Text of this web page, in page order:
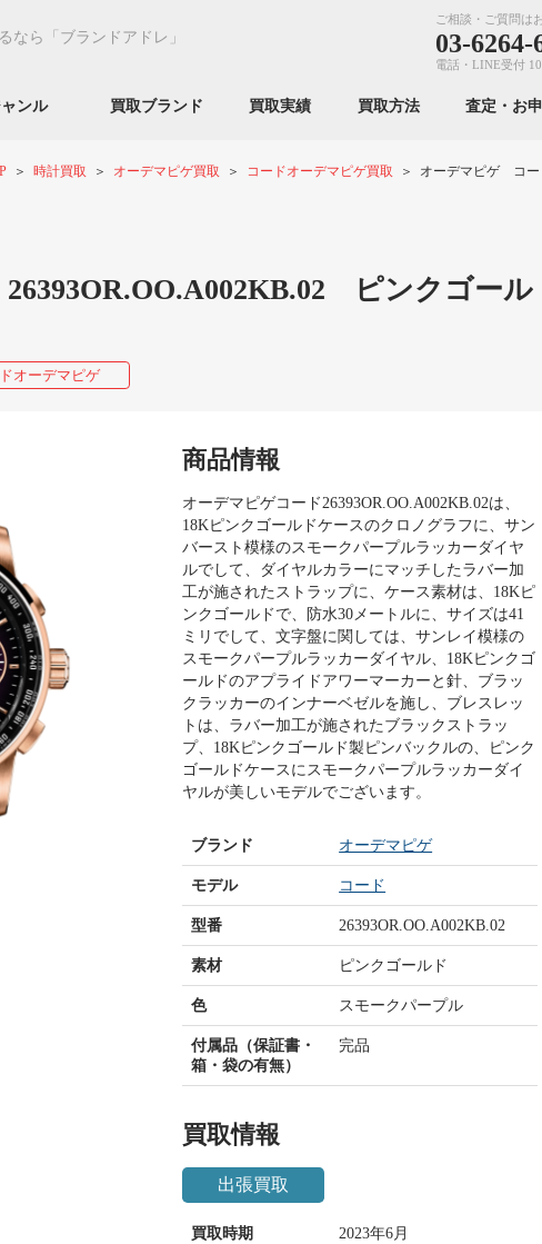
なら 「ブランドアドレ」
ご相談・ご質問は
03-6264-
電話・LINE受付
ャンル 買取ブランド 買取実績 買取方法 査定・お
時計買取 オーデマピゲ買取 コードオーデマピゲ買取 オーデマピゲ コー
ピンクゴール
オーデマピゲ
商品情報
オーデマピゲコード26393OR.OO.A002KB.02は、
18Kピンクゴールドケースのクロノグラフに、サン
バースト模様のスモークパープルラッカーダイヤ
ルでして、ダイヤルカラーにマッチしたラバー加
工が施されたストラップに、ケース素材は、18Kピ
ンクゴールドで、防水30メートルに、サイズは41
ミリでして、文字盤に関しては、サンレイ模様の
スモークパープルラッカーダイヤル、18Kピンクゴ
ールドのアプライドアワーマーカーと針、ブラッ
クラッカーのインナーベゼルを施し、ブレスレッ
トは、ラバー加工が施されたブラックストラッ
プ、18Kピンクゴールド製ピンバックルの、ピンク
ゴールドケースにスモークパープルラッカーダイ
ヤルが美しいモデルでございます。
ブランド オーデマピゲ
モデル コード
型番 26393OR.OO.A002KB.02
素材 ピンクゴールド
色 スモークパープル
付属品（保証書・
箱・袋の有無）
完品
買取情報
出張買取
買取時期 2023年6月